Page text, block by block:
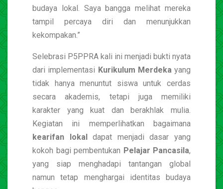
budaya lokal. Saya bangga melihat mereka
tampil percaya diri dan menunjukkan
kekompakan.”
Selebrasi P5PPRA kali ini menjadi bukti nyata
dari implementasi Kurikulum Merdeka yang
tidak hanya menuntut siswa untuk cerdas
secara akademis, tetapi juga memiliki
karakter yang kuat dan berakhlak mulia.
Kegiatan ini memperlihatkan bagaimana
kearifan lokaldapat menjadi dasar yang
kokoh bagi pembentukan Pelajar Pancasila,
yang siap menghadapi tantangan global
namun tetap menghargai identitas budaya